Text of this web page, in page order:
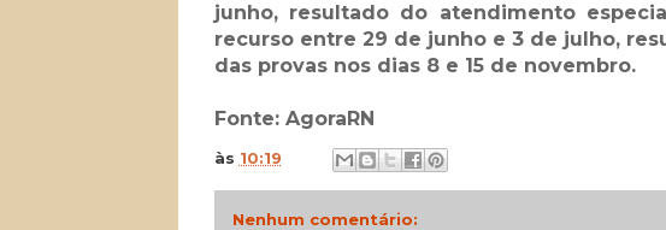
junho, resultado do atendimento
recurso entre 29 de junho e 3 de julho,
das provas nos dias 8 e 15 de novembro.
Fonte: AgoraRN
às 10:19
Nenhum comentário: